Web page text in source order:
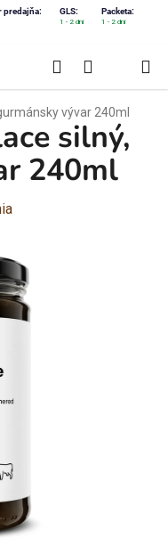
predajňa: GLS: Packeta:
1 - 2 dni 1 - 2 dni
Hľadať
KOŠÍK
vývar 240ml
silný,
240ml